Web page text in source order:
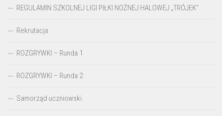
REGULAMIN SZKOLNEJ LIGI PIŁKI NOŻNEJ HALOWEJ „TRÓJEK”
Rekrutacja
ROZGRYWKI – Runda 1
ROZGRYWKI – Runda 2
Samorząd uczniowski